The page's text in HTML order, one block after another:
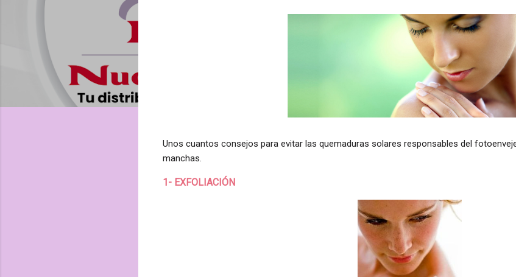
Unos cuantos consejos para evitar las quemaduras solares responsables del
manchas.
1- EXFOLIACIÓN